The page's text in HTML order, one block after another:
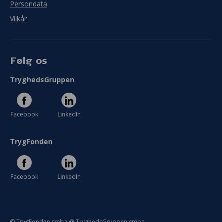
Persondata
Vilkår
Følg os
TryghedsGruppen
Facebook LinkedIn
TrygFonden
Facebook LinkedIn